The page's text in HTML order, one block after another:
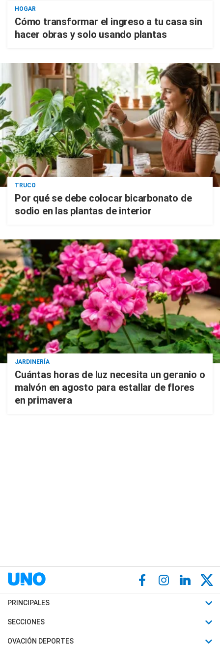
HOGAR
Cómo transformar el ingreso a tu casa sin
hacer obras y solo usando plantas
TRUCO
Por qué se debe colocar bicarbonato de
sodio en las plantas de interior
JARDINERÍA
Cuántas horas de luz necesita un geranio o
malvón en agosto para estallar de flores
en primavera
PRINCIPALES
Últimas Noticias
Política
SECCIONES
Horóscopo
OVACIÓN DEPORTES